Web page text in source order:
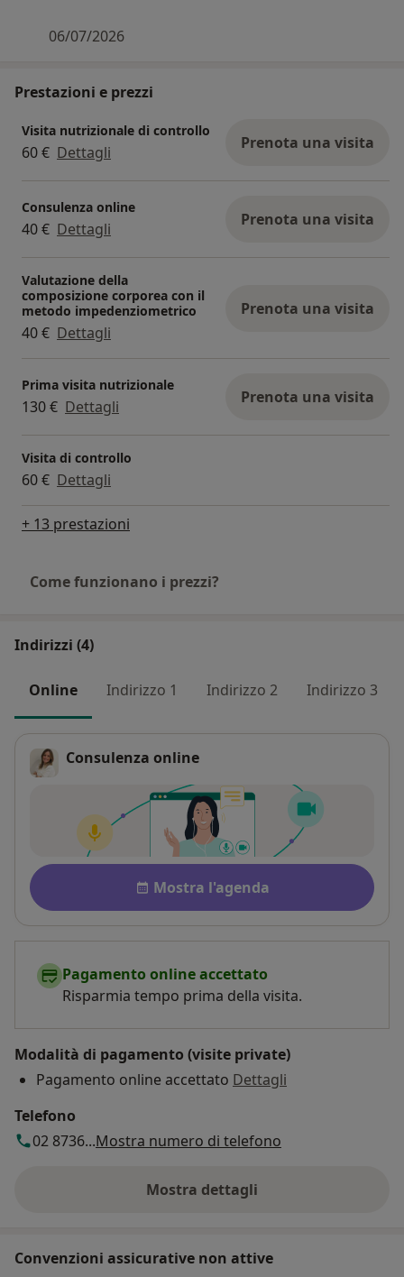
06/07/2026
Prestazioni e prezzi
Visita nutrizionale di controllo
60 € Dettagli Prenota una visita
Consulenza online
40 € Dettagli Prenota una visita
Valutazione della
composizione corporea con il
metodo impedenziometrico
40 € Dettagli
Prenota una visita
Prima visita nutrizionale
130 € Dettagli Prenota una visita
Visita di controllo
60 € Dettagli
+ 13 prestazioni
Come funzionano i prezzi?
Indirizzi (4)
Online Indirizzo 1 Indirizzo 2 Indirizzo 3
Consulenza online
Disponibilità
Mostra l'agenda
Pagamento online accettato
Risparmia tempo prima della visita.
Modalità di pagamento (visite private)
Pagamento online accettato Dettagli
Telefono
02 8736...Mostra numero di telefono
Mostra dettagli
sull'indirizzo
Convenzioni assicurative non attive